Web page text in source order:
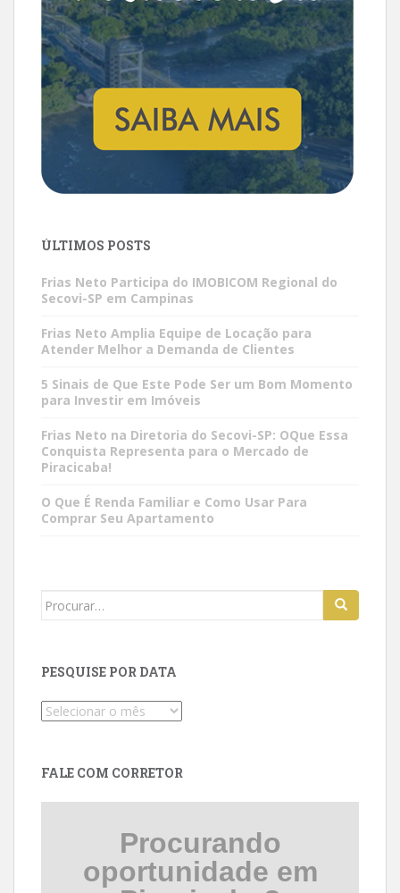
ÚLTIMOS POSTS
Frias Neto Participa do IMOBICOM Regional do
Secovi-SP em Campinas
Frias Neto Amplia Equipe de Locação para
Atender Melhor a Demanda de Clientes
5 Sinais de Que Este Pode Ser um Bom Momento
para Investir em Imóveis
Frias Neto na Diretoria do Secovi-SP: OQue Essa
Conquista Representa para o Mercado de
Piracicaba!
O Que É Renda Familiar e Como Usar Para
Comprar Seu Apartamento
Search
PESQUISE POR DATA
Pesquise
FALE COM CORRETOR
Procurando
oportunidade em